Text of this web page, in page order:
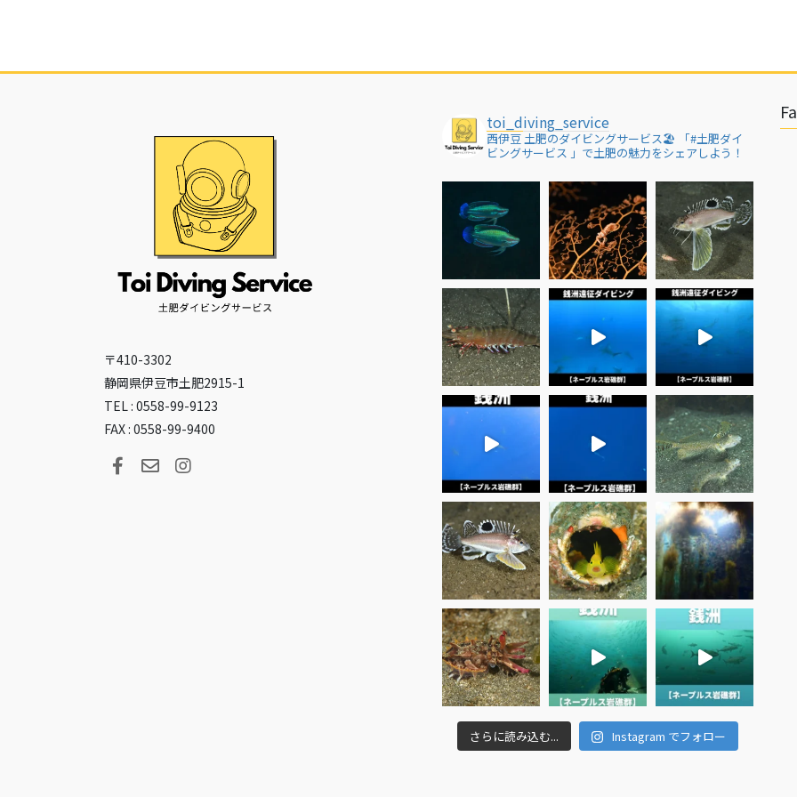
〒410-3302
静岡県伊豆市土肥2915-1
TEL : 0558-99-9123
FAX : 0558-99-9400
toi_diving_service
西伊豆 土肥のダイビングサービス🏖
「#土肥ダイ
ビングサービス 」で土肥の魅力をシェアしよう！
さらに読み込む... Instagram でフォロー